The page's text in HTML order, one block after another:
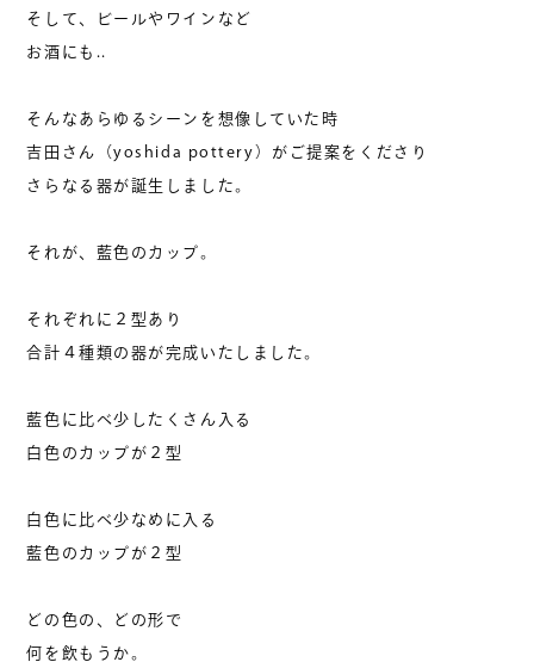
そして、ビールやワインなど
お酒にも..
そんなあらゆるシーンを想像していた時
吉田さん（yoshida pottery）がご提案をくださり
さらなる器が誕生しました。
それが、藍色のカップ。
それぞれに２型あり
合計４種類の器が完成いたしました。
藍色に比べ少したくさん入る
白色のカップが２型
白色に比べ少なめに入る
藍色のカップが２型
どの色の、どの形で
何を飲もうか。